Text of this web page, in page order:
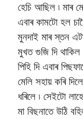
হেচি আছিল ৷ মাৰ
এবাৰ কামটো হল
মুনদাই মাৰ স্তন
মুখত গুজি দি
পিহি দি এবাৰ
মেলি সহায় কৰি
ধৰিলে ৷ সেইটো
মা বিছনাতে উঠি